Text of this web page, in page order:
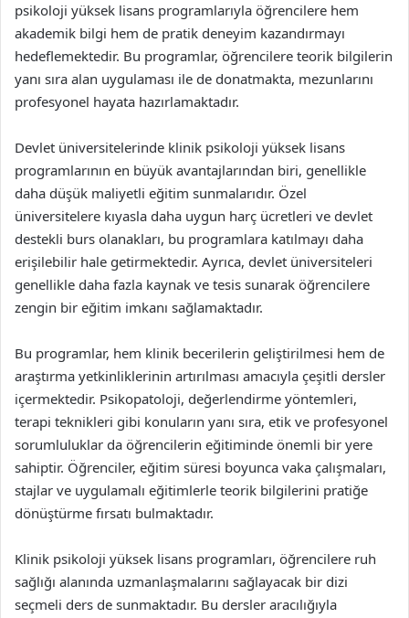
psikoloji yüksek lisans programlarıyla öğrencilere hem
akademik bilgi hem de pratik deneyim kazandırmayı
hedeflemektedir. Bu programlar, öğrencilere teorik bilgilerin
yanı sıra alan uygulaması ile de donatmakta, mezunlarını
profesyonel hayata hazırlamaktadır.
Devlet üniversitelerinde klinik psikoloji yüksek lisans
programlarının en büyük avantajlarından biri, genellikle
daha düşük maliyetli eğitim sunmalarıdır. Özel
üniversitelere kıyasla daha uygun harç ücretleri ve devlet
destekli burs olanakları, bu programlara katılmayı daha
erişilebilir hale getirmektedir. Ayrıca, devlet üniversiteleri
genellikle daha fazla kaynak ve tesis sunarak öğrencilere
zengin bir eğitim imkanı sağlamaktadır.
Bu programlar, hem klinik becerilerin geliştirilmesi hem de
araştırma yetkinliklerinin artırılması amacıyla çeşitli dersler
içermektedir. Psikopatoloji, değerlendirme yöntemleri,
terapi teknikleri gibi konuların yanı sıra, etik ve profesyonel
sorumluluklar da öğrencilerin eğitiminde önemli bir yere
sahiptir. Öğrenciler, eğitim süresi boyunca vaka çalışmaları,
stajlar ve uygulamalı eğitimlerle teorik bilgilerini pratiğe
dönüştürme fırsatı bulmaktadır.
Klinik psikoloji yüksek lisans programları, öğrencilere ruh
sağlığı alanında uzmanlaşmalarını sağlayacak bir dizi
seçmeli ders de sunmaktadır. Bu dersler aracılığıyla